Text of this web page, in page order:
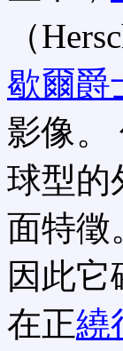
（
歇爾爵
影像。
球型的
面特徵
因此
在正繞